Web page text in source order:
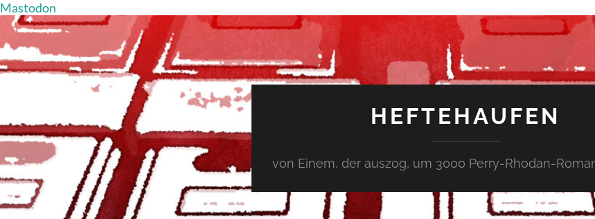
Mastodon
HEFTEHAUFEN
von Einem, der auszog, um 3000 Perry-Rhodan-